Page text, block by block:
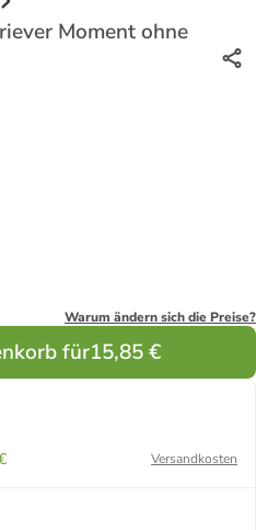
Moment ohne
Warum ändern sich die Preise?
für15,85 €
Versandkosten